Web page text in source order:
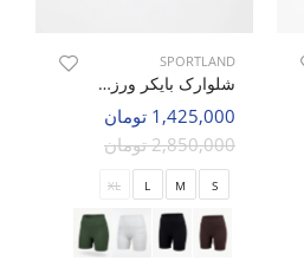
SPORTLAND
شلوارک بایکر ورزشی زنانه اسپورتلند Femora W
1,425,000 تومان
2,850,000 تومان
S
M
L
XL